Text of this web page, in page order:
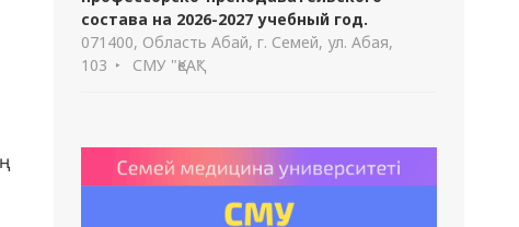
состава на 2026-2027 учебный год.
071400, Область Абай, г. Семей, ул. Абая,
103
СМУ "ҚеАҚ"